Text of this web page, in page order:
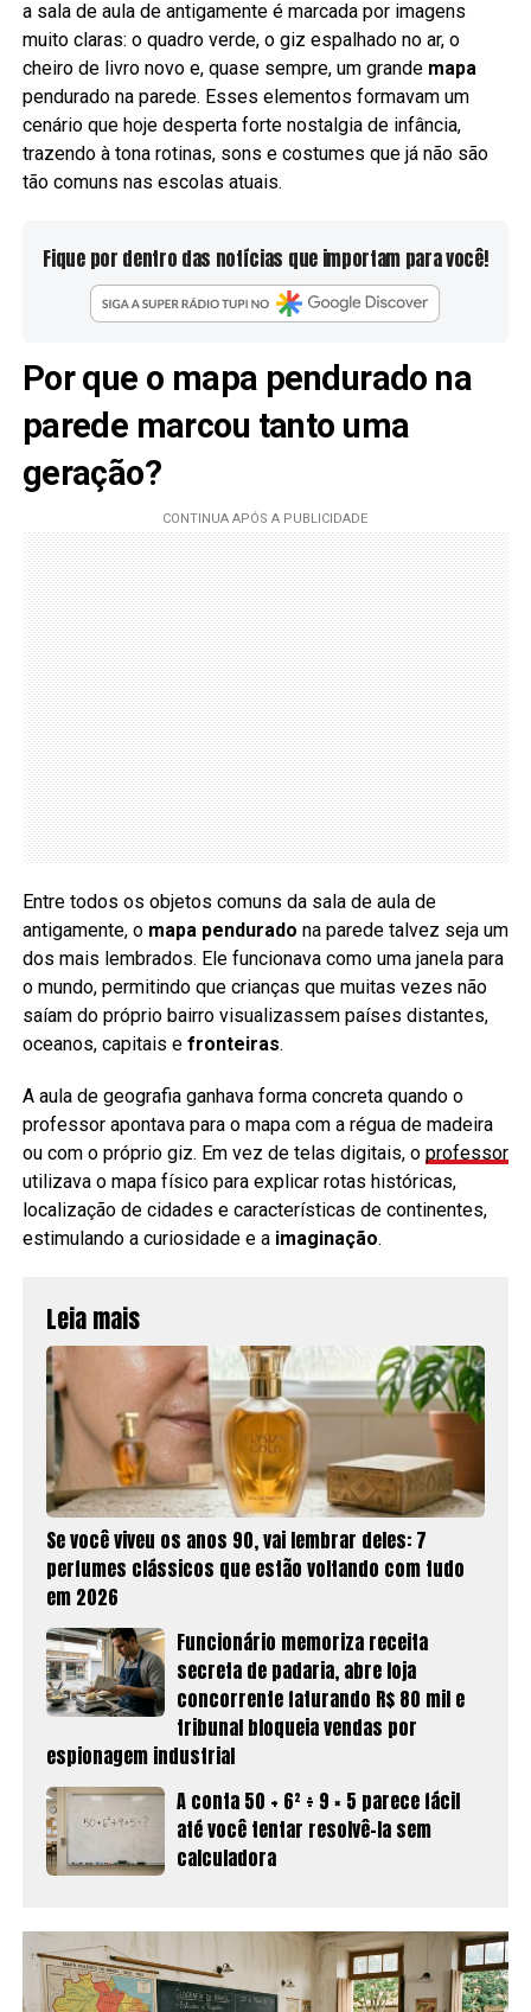
a sala de aula de antigamente é marcada por imagens
muito claras: o quadro verde, o giz espalhado no ar, o
cheiro de livro novo e, quase sempre, um grande mapa
pendurado na parede. Esses elementos formavam um
cenário que hoje desperta forte nostalgia de infância,
trazendo à tona rotinas, sons e costumes que já não são
tão comuns nas escolas atuais.
Fique por dentro das notícias que importam para você!
Por que o mapa pendurado na
parede marcou tanto uma
geração?
Entre todos os objetos comuns da sala de aula de
antigamente, o mapa pendurado na parede talvez seja um
dos mais lembrados. Ele funcionava como uma janela para
o mundo, permitindo que crianças que muitas vezes não
saíam do próprio bairro visualizassem países distantes,
oceanos, capitais e fronteiras.
A aula de geografia ganhava forma concreta quando o
professor apontava para o mapa com a régua de madeira
ou com o próprio giz. Em vez de telas digitais, o professor
utilizava o mapa físico para explicar rotas históricas,
localização de cidades e características de continentes,
estimulando a curiosidade e a imaginação.
Leia mais
Se você viveu os anos 90, vai lembrar deles: 7
perfumes clássicos que estão voltando com tudo
em 2026
Funcionário memoriza receita
secreta de padaria, abre loja
concorrente faturando R$ 80 mil e
tribunal bloqueia vendas por
espionagem industrial
A conta 50 + 6² ÷ 9 × 5 parece fácil
até você tentar resolvê-la sem
calculadora